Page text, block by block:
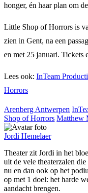
honger, én haar plan om
Little Shop of Horrors is
zien in Gent, na een
en met 25 januari. Tickets
Lees ook: InTeam
Horrors
Arenberg Antwerpen
Shop of Horrors Matthew
Jordi Hemelaer
Theater zit Jordi in het
uit de vele theaterzalen
nu en dan ook op het
op met 1 doel: het harde
aandacht brengen.